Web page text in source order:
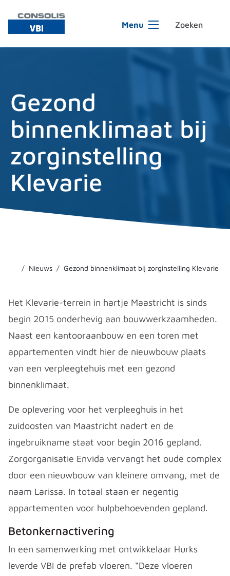
Menu
Gezond
binnenklimaat bij
zorginstelling
Klevarie
Nieuws Gezond binnenklimaat bij zorginstelling Klevarie
Het Klevarie-terrein in hartje Maastricht is sinds
begin 2015 onderhevig aan bouwwerkzaamheden.
Naast een kantooraanbouw en een toren met
appartementen vindt hier de nieuwbouw plaats
van een verpleegtehuis met een gezond
binnenklimaat.
De oplevering voor het verpleeghuis in het
zuidoosten van Maastricht nadert en de
ingebruikname staat voor begin 2016 gepland.
Zorgorganisatie Envida vervangt het oude complex
door een nieuwbouw van kleinere omvang, met de
naam Larissa. In totaal staan er negentig
appartementen voor hulpbehoevenden gepland.
Betonkernactivering
In een samenwerking met ontwikkelaar Hurks
leverde VBI de prefab vloeren. “Deze vloeren